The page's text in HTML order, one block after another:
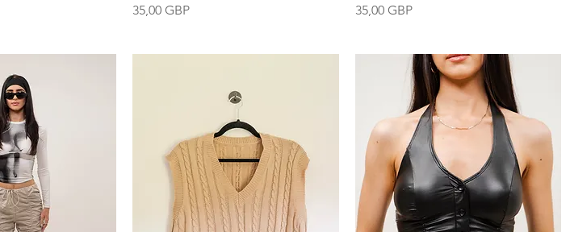
Precio
35,00 GBP
Precio
35,00 GBP